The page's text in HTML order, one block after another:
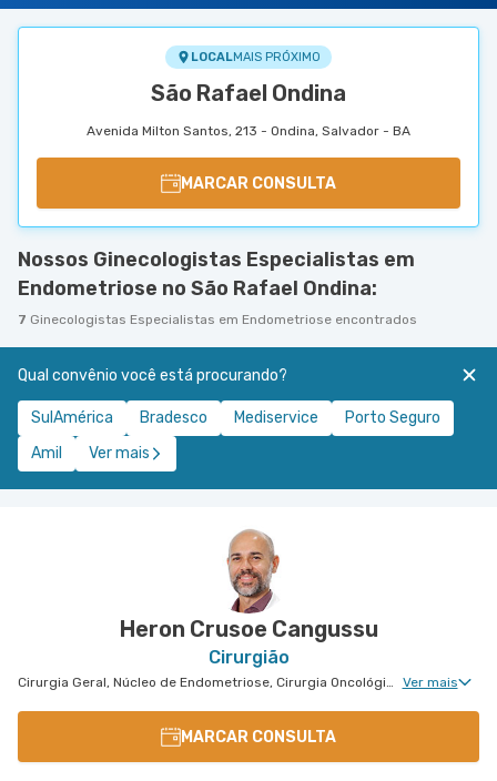
LOCALMAIS PRÓXIMO
São Rafael Ondina
Avenida Milton Santos, 213 - Ondina, Salvador - BA
MARCAR CONSULTA
Nossos Ginecologistas Especialistas em
Endometriose no São Rafael Ondina:
7 Ginecologistas Especialistas em Endometriose encontrados
Qual convênio você está procurando?
SulAmérica Bradesco Mediservice
Porto Seguro
Amil
Ver mais
Heron Crusoe Cangussu
Cirurgião
Cirurgia Geral, Núcleo de Endometriose, Cirurgia Oncológica Ginecológica, Cirurgia Oncológica, Ginecologia Oncológica Ver mais
MARCAR CONSULTA